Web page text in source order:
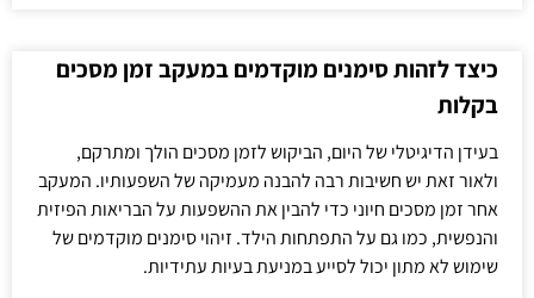
כיצד לזהות סימנים מוקדמים במעקב זמן מסכים
בקלות
בעידן הדיגיטלי של היום, הביקוש לזמן מסכים הולך ומתרקם,
ולאור זאת יש חשיבות רבה להבנה מעמיקה של השפעותיו. המעקב
אחר זמן מסכים חיוני כדי להבין את ההשפעות על הבריאות הפיזית
והנפשית, כמו גם על התפתחות הילד. זיהוי סימנים מוקדמים של
שימוש לא מתון יכול לסייע במניעת בעיות עתידיות.